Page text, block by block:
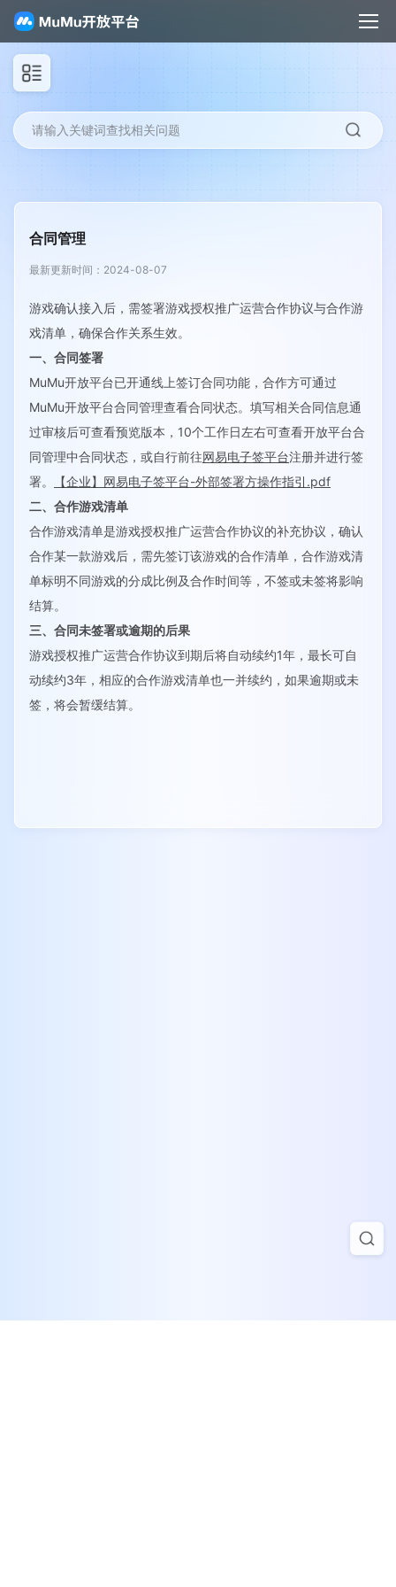
请输入关键词查找相关问题
合同管理
最新更新时间：2024-08-07
游戏确认接入后，需签署游戏授权推广运营合作协议与合作游
戏清单，确保合作关系生效。
一、合同签署
MuMu开放平台已开通线上签订合同功能，合作方可通过
MuMu开放平台合同管理查看合同状态。填写相关合同信息通
过审核后可查看预览版本，10个工作日左右可查看开放平台合
同管理中合同状态，或自行前往网易电子签平台注册并进行签
署。
【企业】网易电子签平台-外部签署方操作指引.pdf
二、合作游戏清单
合作游戏清单是游戏授权推广运营合作协议的补充协议，确认
合作某一款游戏后，需先签订该游戏的合作清单，合作游戏清
单标明不同游戏的分成比例及合作时间等，不签或未签将影响
结算。
三、合同未签署或逾期的后果
游戏授权推广运营合作协议到期后将自动续约1年，最长可自
动续约3年，相应的合作游戏清单也一并续约，如果逾期或未
签，将会暂缓结算。